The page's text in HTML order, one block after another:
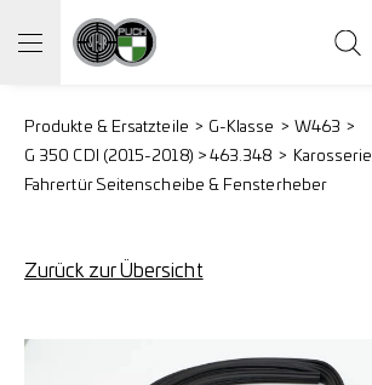
Produkte & Ersatzteile G-Klasse
W463
G 350 CDI (2015-2018) > 463.348
Karosserie
Fahrertür Seitenscheibe & Fensterheber
Zurück zur Übersicht